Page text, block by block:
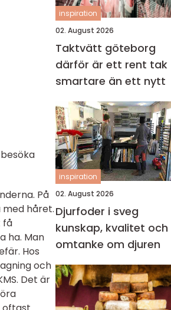
På
med håret.
få
ha. Man
Hos
och
Det är
inspiration
02. August 2026
Taktvätt göteborg
därför är ett rent tak
smartare än ett nytt
inspiration
02. August 2026
Djurfoder i sveg
kunskap, kvalitet och
omtanke om djuren